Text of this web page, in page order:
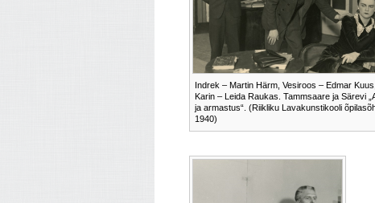
Indrek – Martin Härm, Vesiroos – Edmar Kuus,
Karin – Leida Raukas. Tammsaare ja Särevi
ja armastus“. (Riikliku Lavakunstikooli
1940)